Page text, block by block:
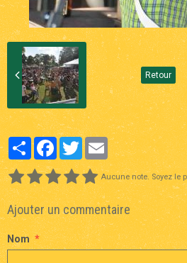
Retour
PartagerFacebook
TwitterEmail
Aucune note. Soyez le
Ajouter un commentaire
Nom